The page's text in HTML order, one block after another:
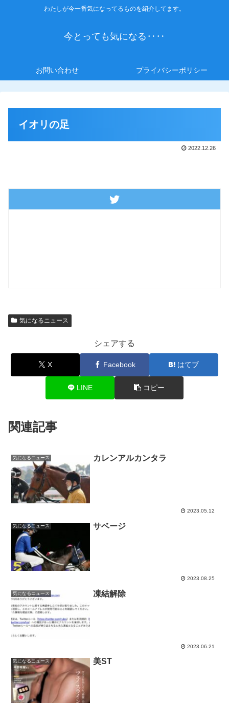
わたしが今一番気になってるものを紹介してます。
今とっても気になる‥‥
お問い合わせ プライバシーポリシー
イオリの足
2022.12.26
気になるニュース
シェアする
X Facebook はてブ
LINE コピー
関連記事
気になるニュース カレンアルカンタラ
2023.05.12
気になるニュース サベージ
2023.08.25
気になるニュース 凍結解除
2023.06.21
気になるニュース 美ST